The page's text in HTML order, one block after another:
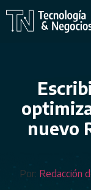
nuevo
Por: Redacción